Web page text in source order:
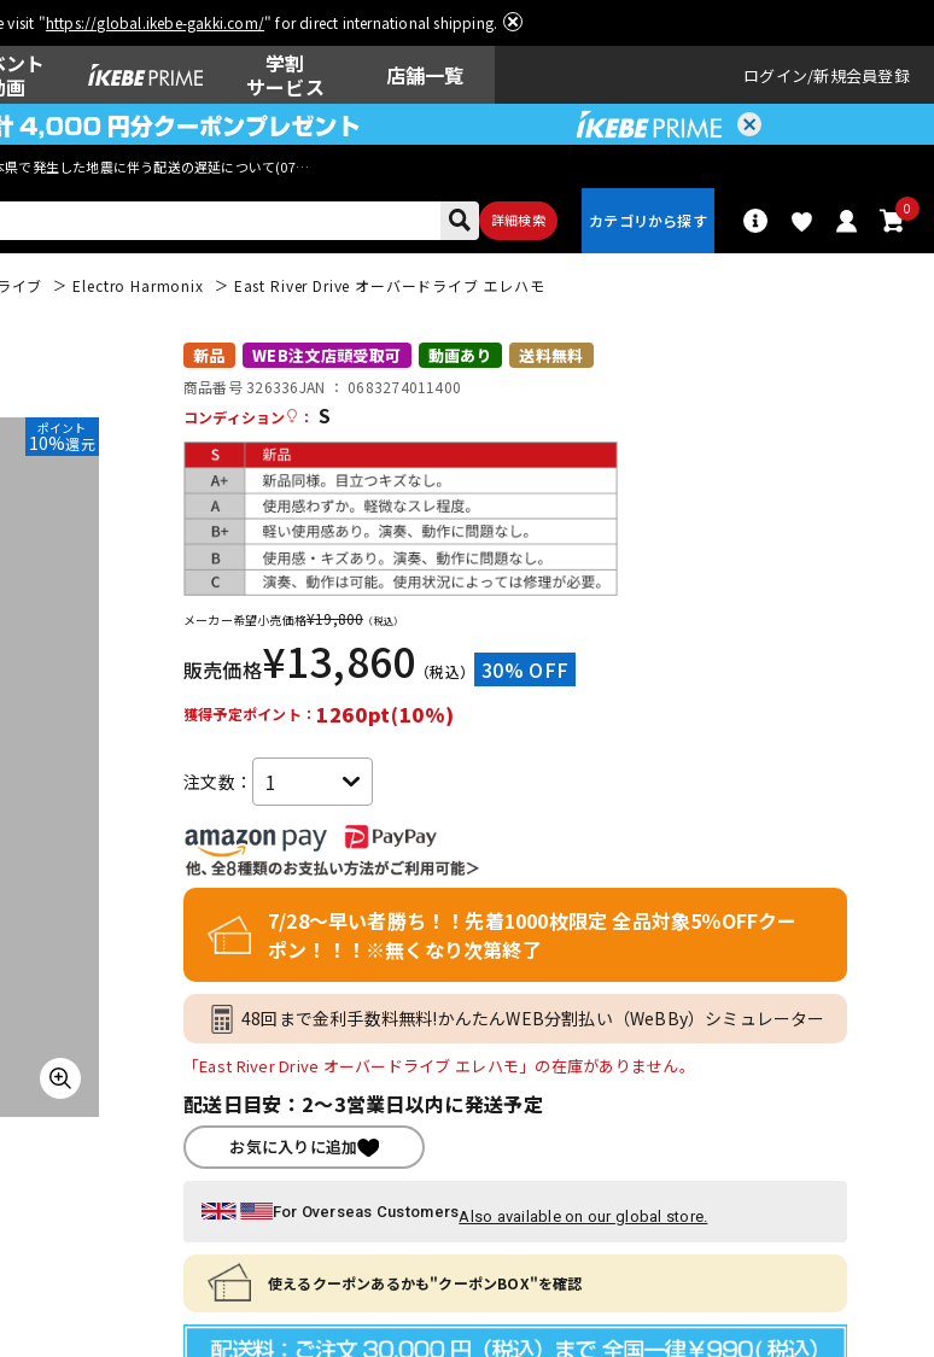
visit "https://global.ikebe-gakki.com/" for direct international shipping.
ト
画
学割
サービス
店舗一覧 ログイン 新規会員登録
県で発生した地震に伴う配送の遅延について(07月29日
詳細検索
0
ウクレレ ドラム
器 その他楽器
レコーディン
グ機器
配信/ライブ
機器
イブ Electro Harmonix East River Drive オーバードライブ エレハモ
ポイント
10%還元
新品 WEB注文店頭受取可 動画あり 送料無料
商品番号 326336JAN ： 0683274011400
コンディション
： S
メーカー希望小売価格¥19,800 （税込）
販売価格¥13,860 （税込） 30% OFF
獲得予定ポイント： 1260pt(10%)
注文数：
7/28～早い者勝ち！！先着1000枚限定 全品対象5％OFFクー
ポン！！！※無くなり次第終了
48回まで金利手数料無料!かんたんWEB分割払い（WeBBy）シミュレーター
「East River Drive オーバードライブ エレハモ」の在庫がありません。
配送日目安：2～3営業日以内に発送予定
お気に入りに追加
For Overseas CustomersAlso available on our global store.
使えるクーポンあるかも"クーポンBOX"を確認